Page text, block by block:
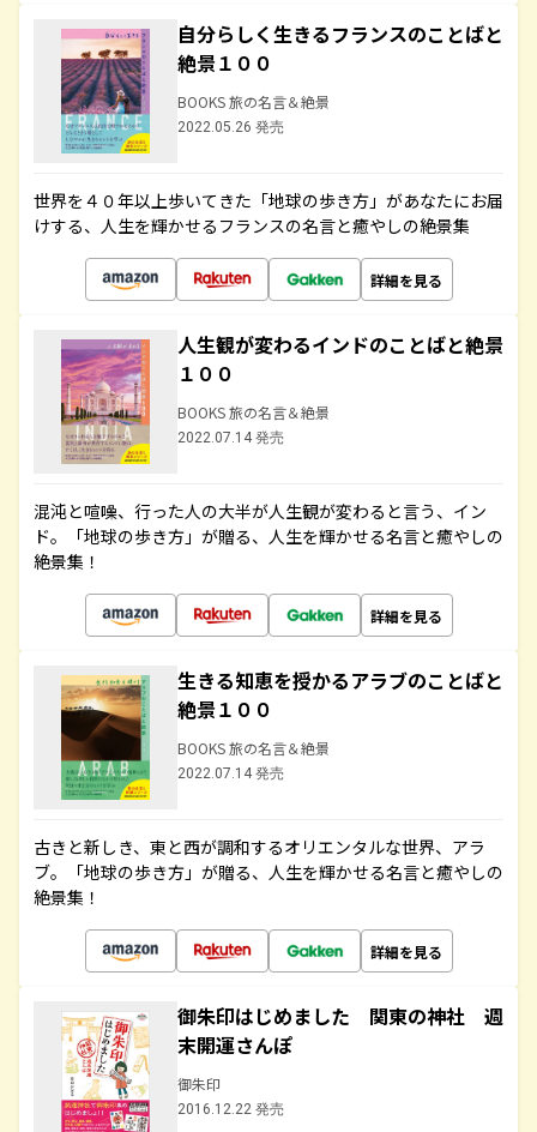
自分らしく生きるフランスのことばと
絶景１００
BOOKS 旅の名言＆絶景
2022.05.26 発売
世界を４０年以上歩いてきた「地球の歩き方」があなたにお届
けする、人生を輝かせるフランスの名言と癒やしの絶景集
詳細を見る
人生観が変わるインドのことばと絶景
１００
BOOKS 旅の名言＆絶景
2022.07.14 発売
混沌と喧噪、行った人の大半が人生観が変わると言う、イン
ド。「地球の歩き方」が贈る、人生を輝かせる名言と癒やしの
絶景集！
詳細を見る
生きる知恵を授かるアラブのことばと
絶景１００
BOOKS 旅の名言＆絶景
2022.07.14 発売
古きと新しき、東と西が調和するオリエンタルな世界、アラ
ブ。「地球の歩き方」が贈る、人生を輝かせる名言と癒やしの
絶景集！
詳細を見る
御朱印はじめました 関東の神社 週
末開運さんぽ
御朱印
2016.12.22 発売